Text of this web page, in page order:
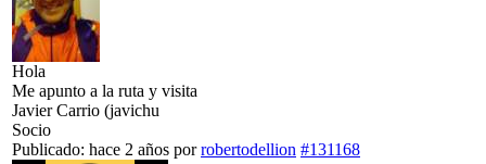
Hola
Me apunto a la ruta y visita
Javier Carrio (javichu
Socio
Publicado: hace 2 años porrobertodellion #131168